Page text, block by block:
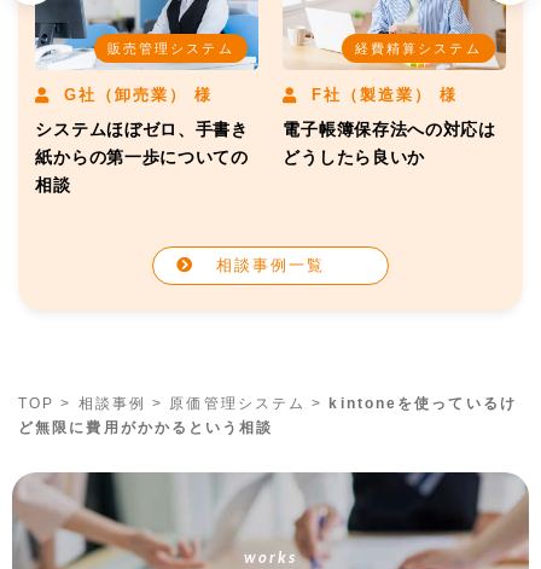
販売管理システム
G社（卸売業） 様
システムほぼゼロ、手書き
紙からの第一歩についての
相談
経費精算システム
F社（製造業） 様
電子帳簿保存法への対応は
どうしたら良いか
相談事例一覧
TOP > 相談事例 > 原価管理システム > kintoneを使っているけ
ど無限に費用がかかるという相談
works